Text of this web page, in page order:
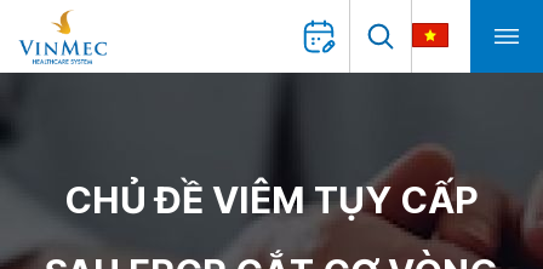
CHỦ ĐỀ VIÊM TỤY CẤP